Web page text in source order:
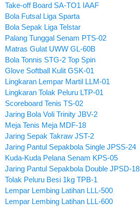
Take-off Board SA-TO1 IAAF
Bola Futsal Liga Sparta
Bola Sepak Liga Telstar
Palang Tunggal Senam PTS-02
Matras Gulat UWW GL-60B
Bola Tonnis STG-2 Top Spin
Glove Softball Kulit GSK-01
Lingkaran Lempar Martil LLM-01
Lingkaran Tolak Peluru LTP-01
Scoreboard Tenis TS-02
Jaring Bola Voli Trinity JBV-2
Meja Tenis Meja MDF-18
Jaring Sepak Takraw JST-2
Jaring Pantul Sepakbola Single JPSS-24
Kuda-Kuda Pelana Senam KPS-05
Jaring Pantul Sepakbola Double JPSD-18
Tolak Peluru Besi 1kg TPB-1
Lempar Lembing Latihan LLL-500
Lempar Lembing Latihan LLL-600